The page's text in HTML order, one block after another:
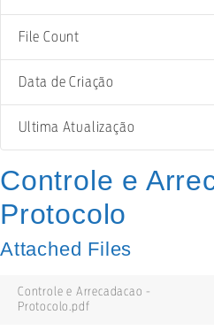
File Count
Data de Criação
Ultima Atualização
Controle e
Protocolo
Attached Files
Controle e Arrecadacao -
Protocolo.pdf